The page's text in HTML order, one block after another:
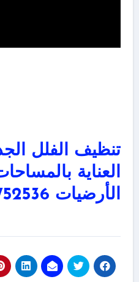
تنظيف الفلل
العناية
الأرضيات 77752536